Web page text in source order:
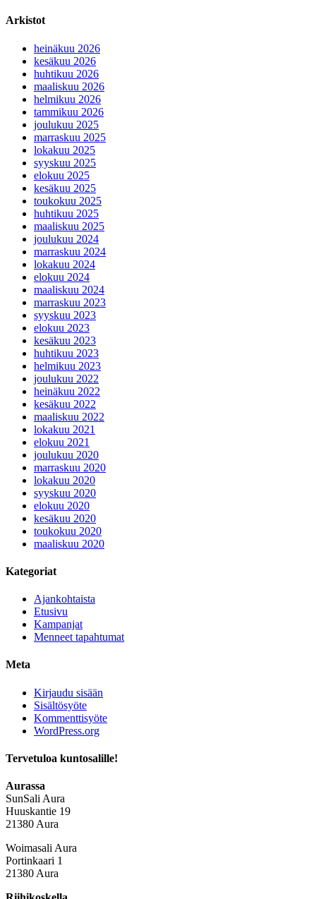
Arkistot
heinäkuu 2026
kesäkuu 2026
huhtikuu 2026
maaliskuu 2026
helmikuu 2026
tammikuu 2026
joulukuu 2025
marraskuu 2025
lokakuu 2025
syyskuu 2025
elokuu 2025
kesäkuu 2025
toukokuu 2025
huhtikuu 2025
maaliskuu 2025
joulukuu 2024
marraskuu 2024
lokakuu 2024
elokuu 2024
maaliskuu 2024
marraskuu 2023
syyskuu 2023
elokuu 2023
kesäkuu 2023
huhtikuu 2023
helmikuu 2023
joulukuu 2022
heinäkuu 2022
kesäkuu 2022
maaliskuu 2022
lokakuu 2021
elokuu 2021
joulukuu 2020
marraskuu 2020
lokakuu 2020
syyskuu 2020
elokuu 2020
kesäkuu 2020
toukokuu 2020
maaliskuu 2020
Kategoriat
Ajankohtaista
Etusivu
Kampanjat
Menneet tapahtumat
Meta
Kirjaudu sisään
Sisältösyöte
Kommenttisyöte
WordPress.org
Tervetuloa kuntosalille!
Aurassa
SunSali Aura
Huuskantie 19
21380 Aura
Woimasali Aura
Portinkaari 1
21380 Aura